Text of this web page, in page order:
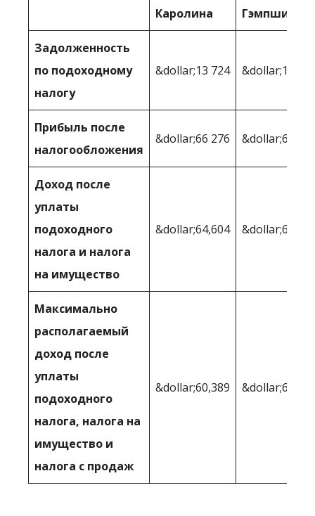
Каролина
Гэмпшир
Задолженность
по подоходному
налогу
&dollar;13 724 &dollar;10
Прибыль после
налогообложения
&dollar;66 276
Доход после
уплаты
подоходного
налога и налога
на имущество
&dollar;64,604
Максимально
располагаемый
доход после
уплаты
подоходного
налога, налога на
имущество и
налога с продаж
&dollar;60,389